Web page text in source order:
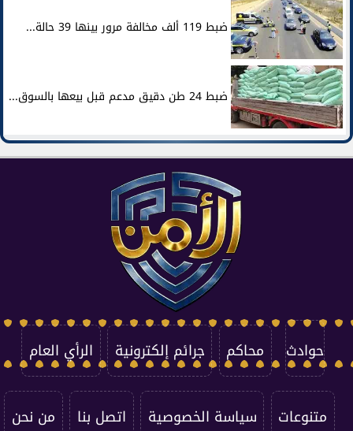
ضبط 119 ألف مخالفة مرور بينها 39 حالة...
ضبط 24 طن دقيق مدعم قبل بيعها بالسوق...
حوادث محاكم جرائم إلكترونية الرأي العام
متنوعات سياسة الخصوصية اتصل بنا من نحن